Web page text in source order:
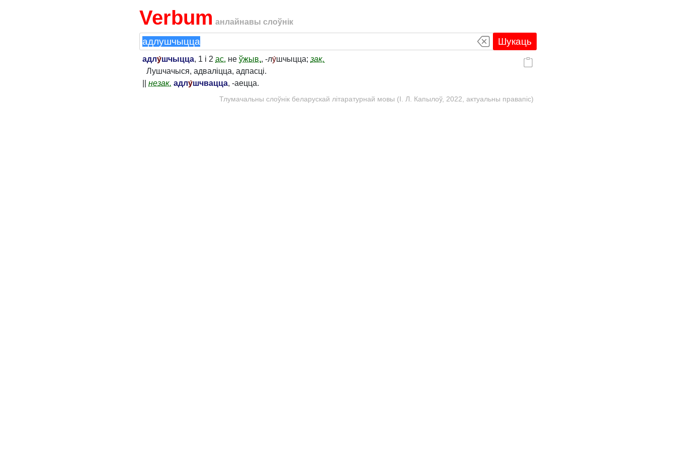
Verbum анлайнавы слоўнік
Шукаць
адлу́шчыцца, 1 і 2 ас. не ўжыв., -лу́шчыцца; зак.
Лушчачыся, адваліцца, адпасці.
незак. адлу́шчвацца, -аецца.
Тлумачальны слоўнік беларускай літаратурнай мовы (І. Л. Капылоў, 2022, актуальны правапіс)